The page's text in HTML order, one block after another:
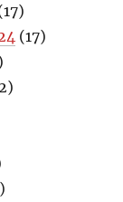
(17)